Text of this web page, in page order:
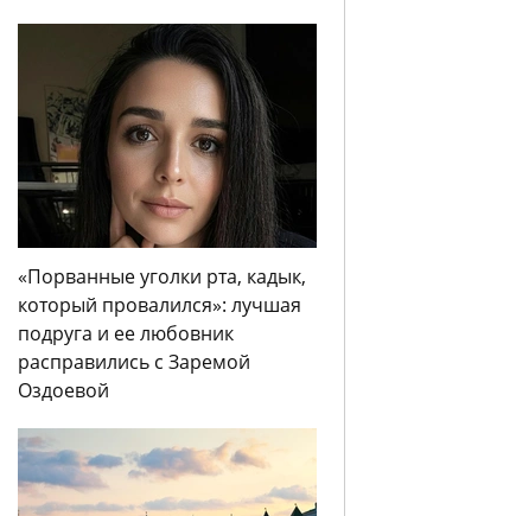
«Порванные уголки рта, кадык,
который провалился»: лучшая
подруга и ее любовник
расправились с Заремой
Оздоевой